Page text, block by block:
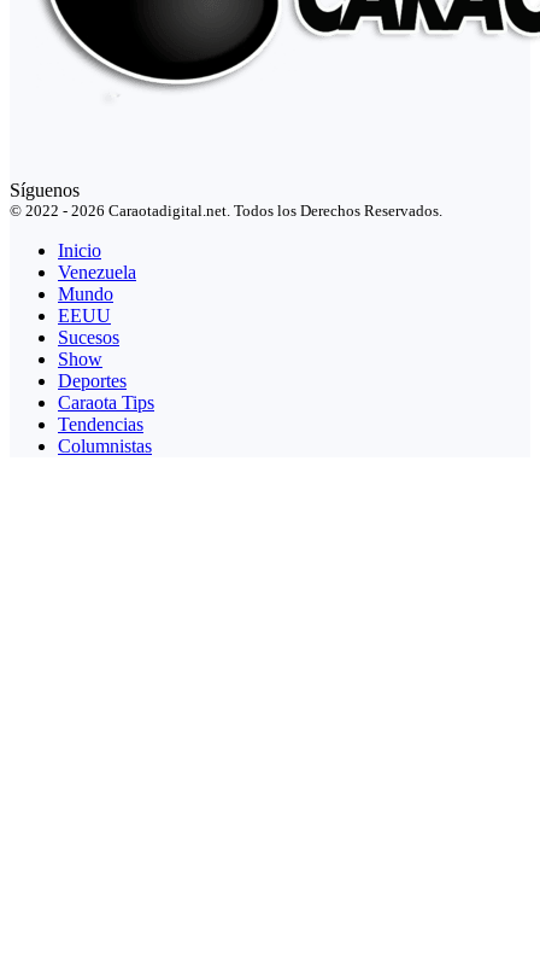
Síguenos
© 2022 - 2026 Caraotadigital.net. Todos los Derechos Reservados.
Inicio
Venezuela
Mundo
EEUU
Sucesos
Show
Deportes
Caraota Tips
Tendencias
Columnistas